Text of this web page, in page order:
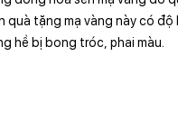
tặng mạ vàng này có độ
hề bị bong tróc, phai màu.